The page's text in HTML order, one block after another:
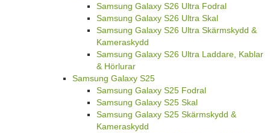
Samsung Galaxy S26 Ultra Fodral
Samsung Galaxy S26 Ultra Skal
Samsung Galaxy S26 Ultra Skärmskydd &
Kameraskydd
Samsung Galaxy S26 Ultra Laddare, Kablar
& Hörlurar
Samsung Galaxy S25
Samsung Galaxy S25 Fodral
Samsung Galaxy S25 Skal
Samsung Galaxy S25 Skärmskydd &
Kameraskydd